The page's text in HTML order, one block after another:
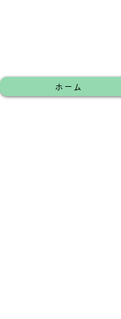
ホーム